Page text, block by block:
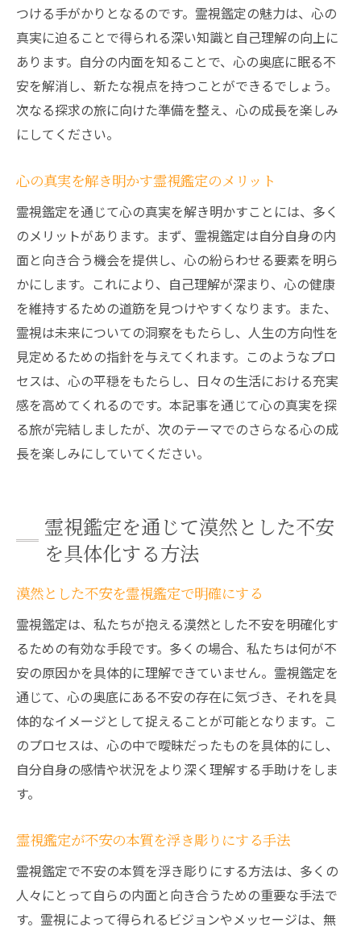
つける手がかりとなるのです。霊視鑑定の魅力は、心の
真実に迫ることで得られる深い知識と自己理解の向上に
あります。自分の内面を知ることで、心の奥底に眠る不
安を解消し、新たな視点を持つことができるでしょう。
次なる探求の旅に向けた準備を整え、心の成長を楽しみ
にしてください。
心の真実を解き明かす霊視鑑定のメリット
霊視鑑定を通じて心の真実を解き明かすことには、多く
のメリットがあります。まず、霊視鑑定は自分自身の内
面と向き合う機会を提供し、心の紛らわせる要素を明ら
かにします。これにより、自己理解が深まり、心の健康
を維持するための道筋を見つけやすくなります。また、
霊視は未来についての洞察をもたらし、人生の方向性を
見定めるための指針を与えてくれます。このようなプロ
セスは、心の平穏をもたらし、日々の生活における充実
感を高めてくれるのです。本記事を通じて心の真実を探
る旅が完結しましたが、次のテーマでのさらなる心の成
長を楽しみにしていてください。
霊視鑑定を通じて漠然とした不安
を具体化する方法
漠然とした不安を霊視鑑定で明確にする
霊視鑑定は、私たちが抱える漠然とした不安を明確化す
るための有効な手段です。多くの場合、私たちは何が不
安の原因かを具体的に理解できていません。霊視鑑定を
通じて、心の奥底にある不安の存在に気づき、それを具
体的なイメージとして捉えることが可能となります。こ
のプロセスは、心の中で曖昧だったものを具体的にし、
自分自身の感情や状況をより深く理解する手助けをしま
す。
霊視鑑定が不安の本質を浮き彫りにする手法
霊視鑑定で不安の本質を浮き彫りにする方法は、多くの
人々にとって自らの内面と向き合うための重要な手法で
す。霊視によって得られるビジョンやメッセージは、無